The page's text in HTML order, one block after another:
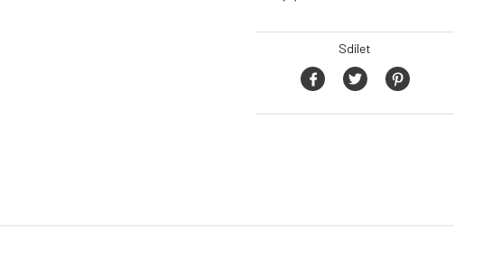
Sdílet